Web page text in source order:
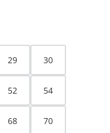
29 30
52 54
68 70